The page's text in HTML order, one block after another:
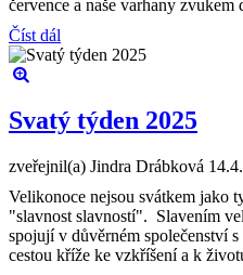
července a naše varhany
Číst dál
Svatý týden 2025
zveřejnil(a) Jindra Drábková
Velikonoce nejsou svátkem jako
"slavnost slavností". Slavením
spojují v důvěrném společenství
cestou kříže ke vzkříšení a k